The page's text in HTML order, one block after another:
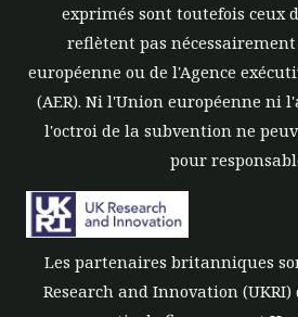
exprimés sont toutefois ceux
reflètent pas
européenne ou de l'Agence
(AER). Ni l'Union européenne ni
l'octroi de la subvention ne
pour
Les partenaires britanniques
Research and Innovation